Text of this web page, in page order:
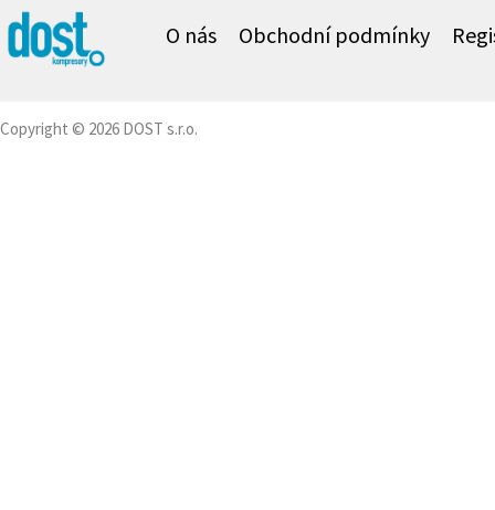
O nás Obchodní podmínky
Copyright © 2026 DOST s.r.o.